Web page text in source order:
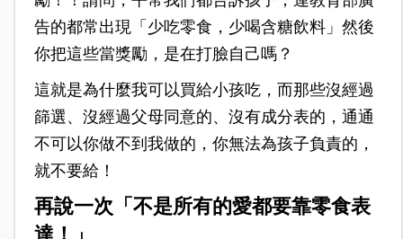
告的都常出現「少吃零食，少喝含糖飲料」然後
你把這些當獎勵，是在打臉自己嗎？
這就是為什麼我可以買給小孩吃，而那些沒經過
篩選、沒經過父母同意的、沒有成分表的，通通
不可以你做不到我做的，你無法為孩子負責的，
就不要給！
再說一次「不是所有的愛都要靠零食表
達！」